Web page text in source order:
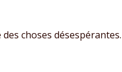
choses désespérantes.